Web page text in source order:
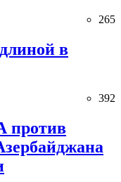
265
в
392
против